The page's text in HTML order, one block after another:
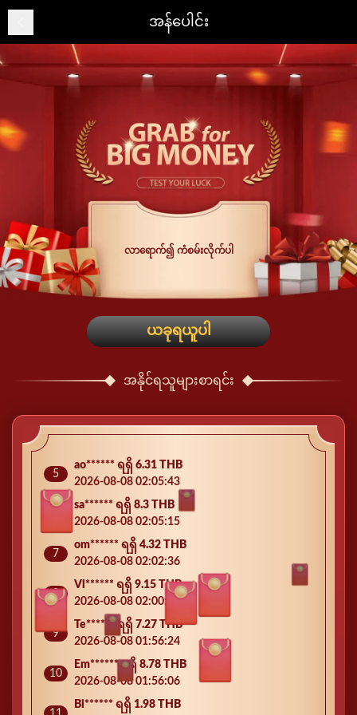
အန်ပေါင်း
လာရောက်၍ ကံစမ်းလိုက်ပါ
ယခုရယူပါ
အနိုင်ရသူများစာရင်း
Ma****** ရရှိ 46.44 THB
4
Yo****** ရရှိ 7.17 THB
5
ao****** ရရှိ 6.31 THB
2026-08-08 02:05:43
sa****** ရရှိ 8.3 THB
2026-08-08 02:05:15
7
om****** ရရှိ 4.32 THB
2026-08-08 02:02:36
8
Vl****** ရရှိ 9.15 THB
2026-08-08 02:00:03
9
Te****** ရရှိ 7.27 THB
2026-08-08 01:56:24
10
Em****** ရရှိ 8.78 THB
2026-08-08 01:56:06
Bi****** ရရှိ 1.98 THB